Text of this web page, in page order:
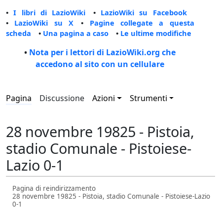
•I libri di LazioWiki • LazioWiki su Facebook
• LazioWiki su X • Pagine collegate a questa
scheda • Una pagina a caso • Le ultime modifiche
• Nota per i lettori di LazioWiki.org che
accedono al sito con un cellulare
Pagina Discussione Azioni Strumenti
28 novembre 19825 - Pistoia,
stadio Comunale - Pistoiese-
Lazio 0-1
Pagina di reindirizzamento
28 novembre 19825 - Pistoia, stadio Comunale - Pistoiese-Lazio
0-1